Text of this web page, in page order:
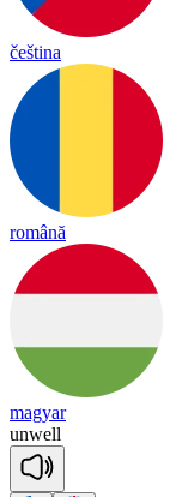
čeština
română
magyar
unwell